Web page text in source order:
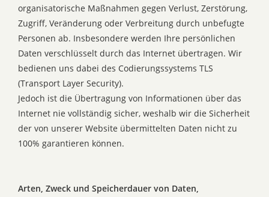
organisatorische Maßnahmen gegen Verlust, Zerstörung,
Zugriff, Veränderung oder Verbreitung durch unbefugte
Personen ab. Insbesondere werden Ihre persönlichen
Daten verschlüsselt durch das Internet übertragen. Wir
bedienen uns dabei des Codierungssystems TLS
(Transport Layer Security).
Jedoch ist die Übertragung von Informationen über das
Internet nie vollständig sicher, weshalb wir die Sicherheit
der von unserer Website übermittelten Daten nicht zu
100% garantieren können.
Arten, Zweck und Speicherdauer von Daten,